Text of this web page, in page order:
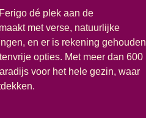
dé plek aan de
met verse, natuurlijke
en er is rekening gehouden
opties. Met meer dan 600
voor het hele gezin, waar